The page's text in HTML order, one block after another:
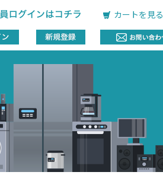
カートを見る